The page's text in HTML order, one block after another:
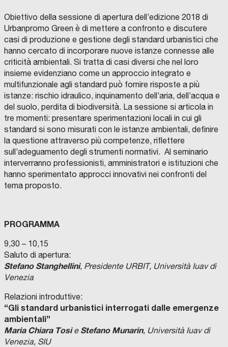
Obiettivo della sessione di apertura dell’edizione 2018 di
Urbanpromo Green è di mettere a confronto e discutere
casi di produzione e gestione degli standard urbanistici che
hanno cercato di incorporare nuove istanze connesse alle
criticità ambientali. Si tratta di casi diversi che nel loro
insieme evidenziano come un approccio integrato e
multifunzionale agli standard può fornire risposte a più
istanze: rischio idraulico, inquinamento dell’aria, dell’acqua e
del suolo, perdita di biodiversità. La sessione si articola in
tre momenti: presentare sperimentazioni locali in cui gli
standard si sono misurati con le istanze ambientali, definire
la questione attraverso più competenze, riflettere
sull’adeguamento degli strumenti normativi. Al seminario
interverranno professionisti, amministratori e istituzioni che
hanno sperimentato approcci innovativi nei confronti del
tema proposto.
PROGRAMMA
9,30 – 10,15
Saluto di apertura:
Stefano Stanghellini, Presidente URBIT, Università Iuav di
Venezia
Relazioni introduttive:
“Gli standard urbanistici interrogati dalle emergenze
ambientali”
Maria Chiara Tosie Stefano Munarin, Università Iuav di
Venezia, SIU